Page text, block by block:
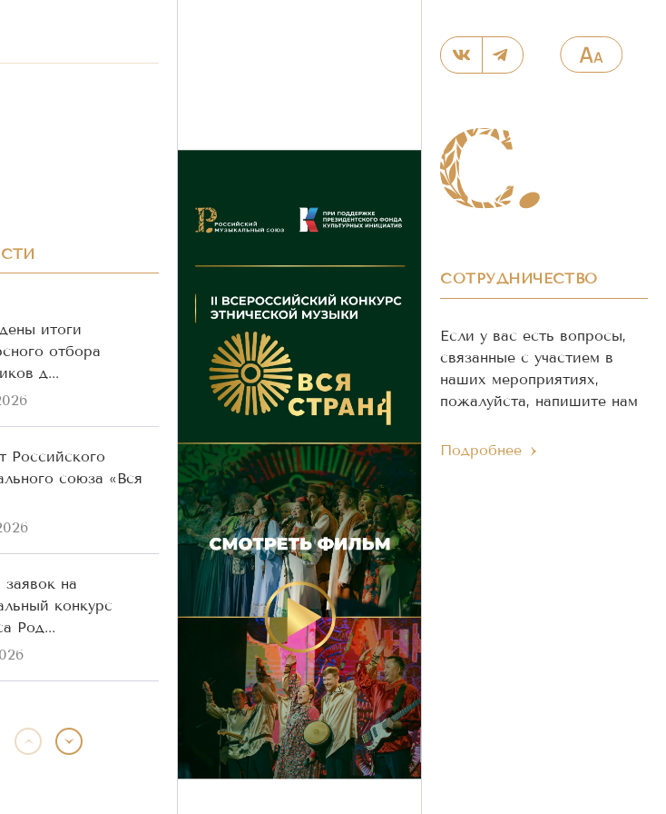
итоги
отбора
д...
Российского
союза «Вся
на
конкурс
Род...
Родины» разных
СОТРУДНИЧЕСТВО
Если у вас есть вопросы,
связанные с участием в
наших мероприятиях,
пожалуйста, напишите нам
Подробнее